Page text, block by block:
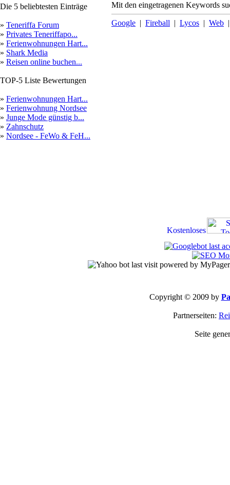
Die 5 beliebtesten Einträge
» Teneriffa Forum
» Privates Teneriffapo...
» Ferienwohnungen Hart...
» Shark Media
» Reisen online buchen...
TOP-5 Liste Bewertungen
» Ferienwohnungen Hart...
» Ferienwohnung Nordsee
» Junge Mode günstig b...
» Zahnschutz
» Nordsee - FeWo & FeH...
Mit den eingetragenen Keywords
Google | Fireball | Lycos | Web
Copyright © 2009 by
Partnerseiten:
Seite